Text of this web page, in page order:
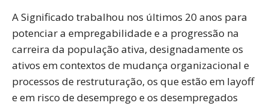
A Significado trabalhou nos últimos 20 anos para
potenciar a empregabilidade e a progressão na
carreira da população ativa, designadamente os
ativos em contextos de mudança organizacional e
processos de restruturação, os que estão em layoff
e em risco de desemprego e os desempregados